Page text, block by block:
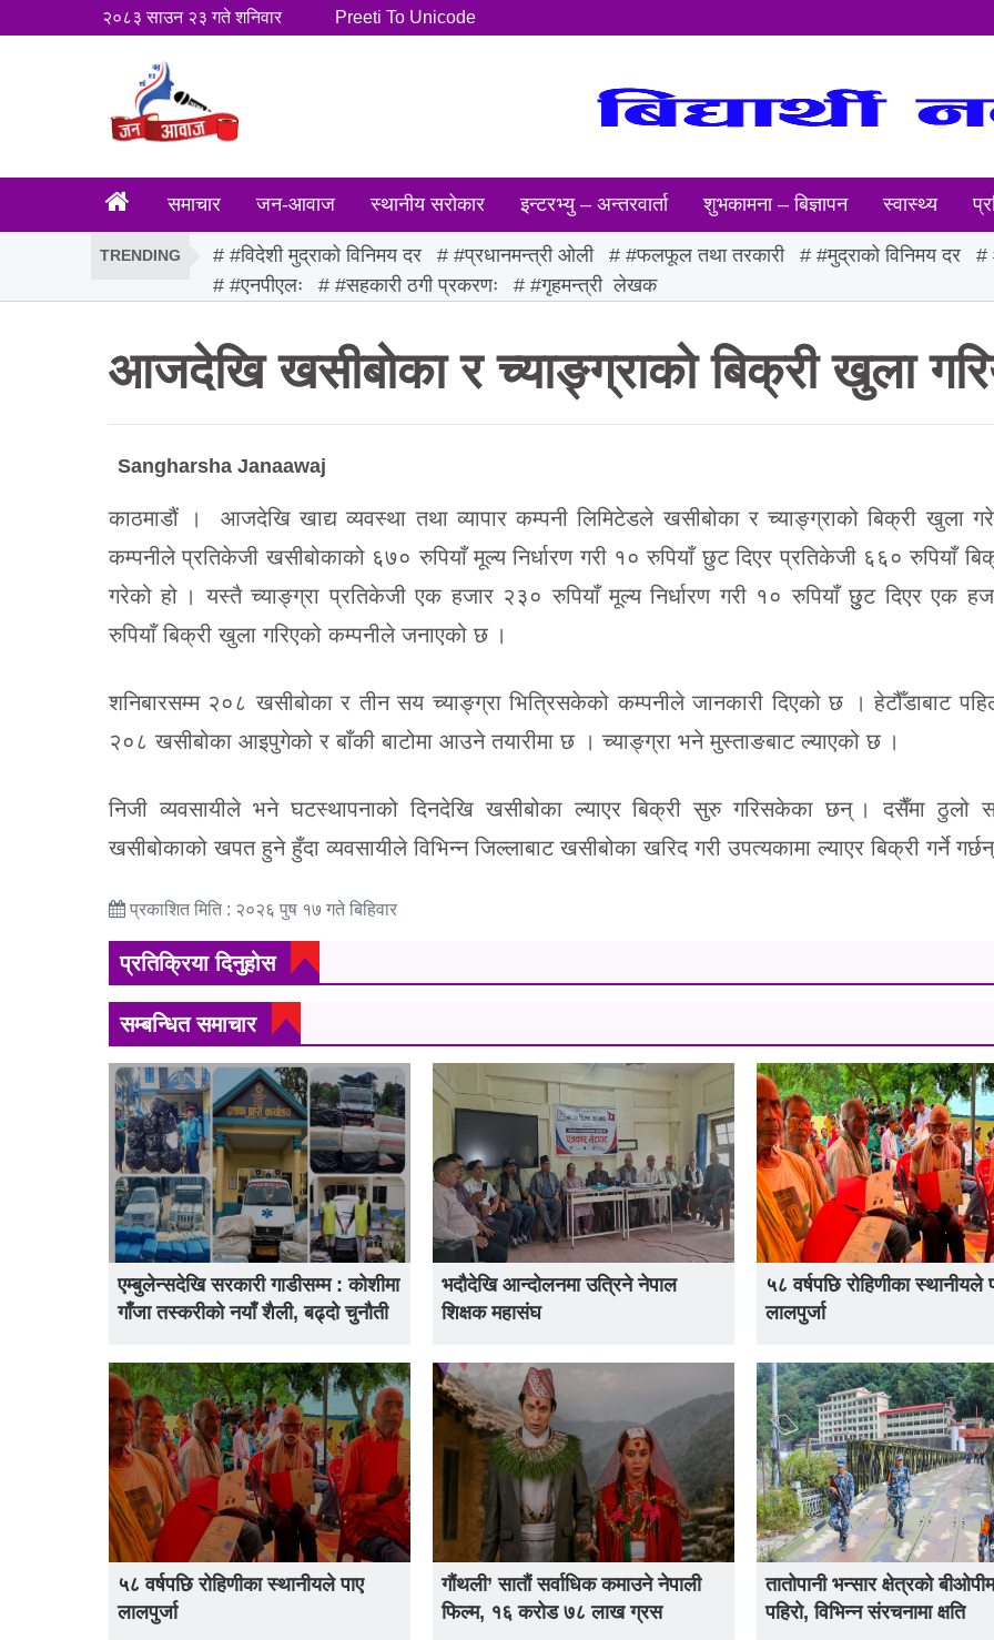
२०८३ साउन २३ गते शनिवार Preeti To Unicode
समाचार जन-आवाज स्थानीय सरोकार इन्टरभ्यु – अन्तरवार्ता शुभकामना – बिज्ञापन स्वास्थ्य
TRENDING #विदेशी मुद्राको विनिमय दर #प्रधानमन्त्री ओली #फलफूल तथा तरकारी #मुद्राको विनिमय दर
#एनपीएलः
#सहकारी ठगी प्रकरणः #गृहमन्त्री लेखक
आजदेखि खसीबोका र च्याङ्ग्राको बिक्री खुला
Sangharsha Janaawaj
काठमाडौं । आजदेखि खाद्य व्यवस्था तथा व्यापार कम्पनी लिमिटेडले खसीबोका र च्याङ्ग्राको बिक्री खुला
कम्पनीले प्रतिकेजी खसीबोकाको ६७० रुपियाँ मूल्य निर्धारण गरी १० रुपियाँ छुट दिएर प्रतिकेजी ६६० रुपियाँ
गरेको हो । यस्तै च्याङ्ग्रा प्रतिकेजी एक हजार २३० रुपियाँ मूल्य निर्धारण गरी १० रुपियाँ छुुट दिएर एक
रुपियाँ बिक्री खुला गरिएको कम्पनीले जनाएको छ ।
शनिबारसम्म २०८ खसीबोका र तीन सय च्याङ्ग्रा भित्रिसकेको कम्पनीले जानकारी दिएको छ । हेटौँडाबाट
२०८ खसीबोका आइपुगेको र बाँकी बाटोमा आउने तयारीमा छ । च्याङ्ग्रा भने मुस्ताङबाट ल्याएको छ ।
निजी व्यवसायीले भने घटस्थापनाको दिनदेखि खसीबोका ल्याएर बिक्री सुरु गरिसकेका छन् । दसैँमा ठुलो
खसीबोकाको खपत हुने हुँदा व्यवसायीले विभिन्न जिल्लाबाट खसीबोका खरिद गरी उपत्यकामा ल्याएर बिक्री गर्ने
प्रकाशित मिति : २०२६ पुष १७ गते बिहिवार
प्रतिक्रिया दिनुहोस
सम्बन्धित समाचार
एम्बुलेन्सदेखि सरकारी गाडीसम्म : कोशीमा
गाँजा तस्करीको नयाँ शैली, बढ्दो चुनौती
भदौदेखि आन्दोलनमा उत्रिने नेपाल
शिक्षक महासंघ
५८ वर्षपछि रोहिणीका स्थानीयले
लालपुर्जा
५८ वर्षपछि रोहिणीका स्थानीयले पाए
लालपुर्जा
गौंथली’ सातौं सर्वाधिक कमाउने नेपाली
फिल्म, १६ करोड ७८ लाख ग्रस
तातोपानी भन्सार क्षेत्रको
पहिरो, विभिन्न संरचनामा क्षति